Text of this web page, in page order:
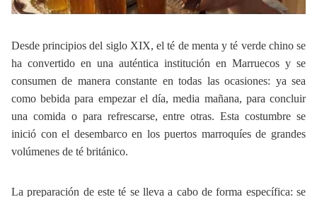
Desde principios del siglo XIX, el té de menta y té verde chino se
ha convertido en una auténtica institución en Marruecos y se
consumen de manera constante en todas las ocasiones: ya sea
como bebida para empezar el día, media mañana, para concluir
una comida o para refrescarse, entre otras. Esta costumbre se
inició con el desembarco en los puertos marroquíes de grandes
volúmenes de té británico.
La preparación de este té se lleva a cabo de forma específica: se